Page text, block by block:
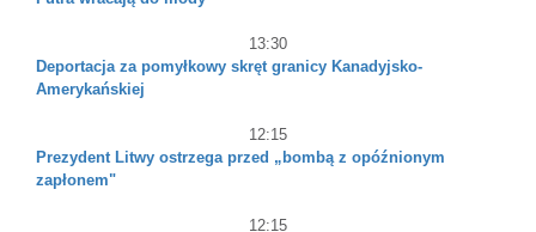
13:30
Deportacja za pomyłkowy skręt granicy Kanadyjsko-
Amerykańskiej
12:15
Prezydent Litwy ostrzega przed „bombą z opóźnionym
zapłonem"
12:15